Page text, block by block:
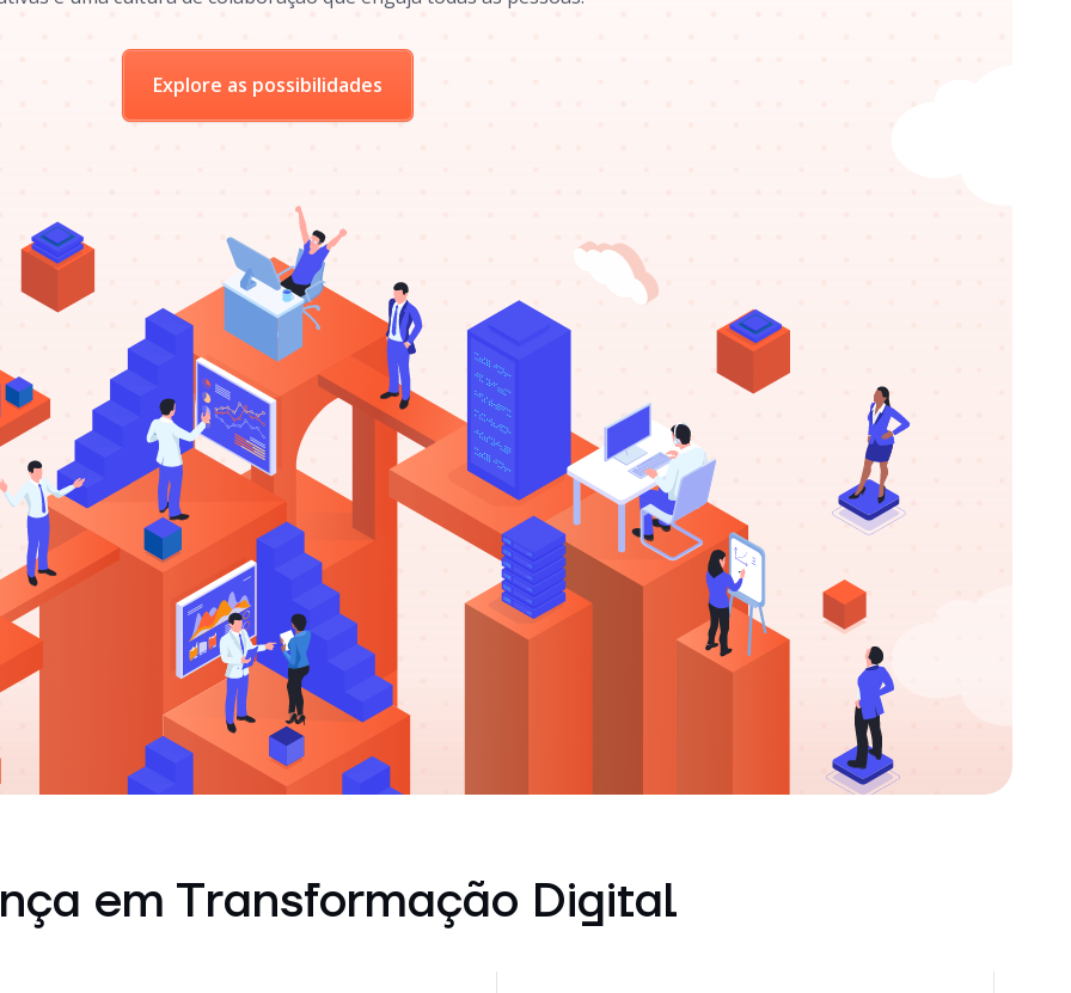
Explore as possibilidades
em Transformação Digital